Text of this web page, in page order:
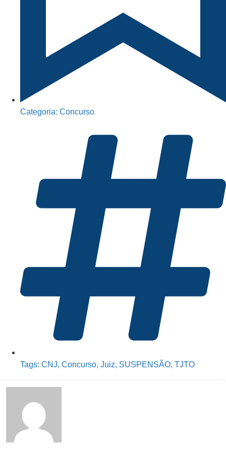
Categoria: Concurso
Tags: CNJ, Concurso, Juiz, SUSPENSÃO, TJTO